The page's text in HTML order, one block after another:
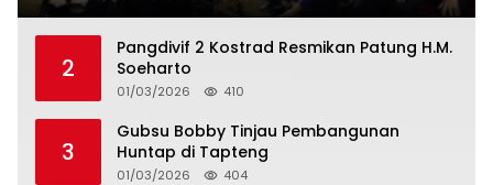
2
Pangdivif 2 Kostrad Resmikan Patung H.M.
Soeharto
01/03/2026 410
3
Gubsu Bobby Tinjau Pembangunan
Huntap di Tapteng
01/03/2026 404